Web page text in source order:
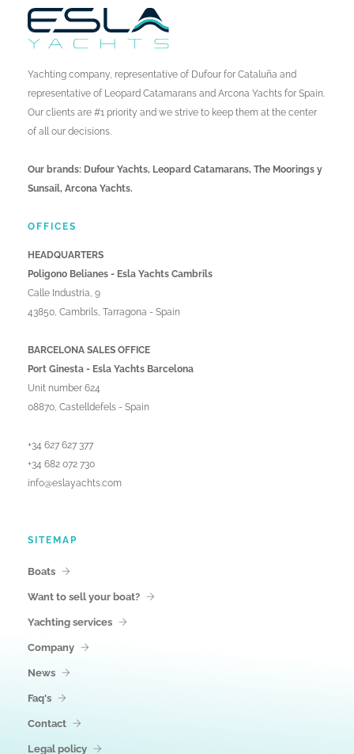
Yachting company, representative of Dufour for Cataluña and
representative of Leopard Catamarans and Arcona Yachts for Spain.
Our clients are #1 priority and we strive to keep them at the center
of all our decisions.
Our brands: Dufour Yachts, Leopard Catamarans, The Moorings y
Sunsail, Arcona Yachts.
OFFICES
HEADQUARTERS
Poligono Belianes - Esla Yachts Cambrils
Calle Industria, 9
43850, Cambrils, Tarragona - Spain
BARCELONA SALES OFFICE
Port Ginesta - Esla Yachts Barcelona
Unit number 624
08870, Castelldefels - Spain
+34 627 627 377
+34 682 072 730
info@eslayachts.com
SITEMAP
Boats
Want to sell your boat?
Yachting services
Company
News
Faq's
Contact
Legal policy